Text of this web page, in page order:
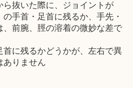
抜いた際に、ジョイントが
の手首・足首に残るか、手先・
、前腕、脛の溶着の微妙な差で
首に残るかどうかが、左右で異
ありません